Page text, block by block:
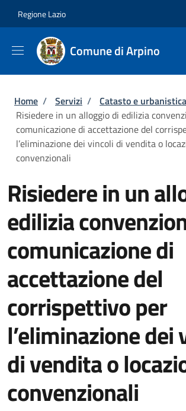
Regione Lazio
Comune di Arpino
Briciole di pane
Home / Servizi / Catasto e urbanistica
Risiedere in un alloggio di edilizia
comunicazione di accettazione del
l’eliminazione dei vincoli di vendita o
convenzionali
Risiedere in un
edilizia
comunicazione di
accettazione del
corrispettivo per
l’eliminazione dei
di vendita o
convenzionali